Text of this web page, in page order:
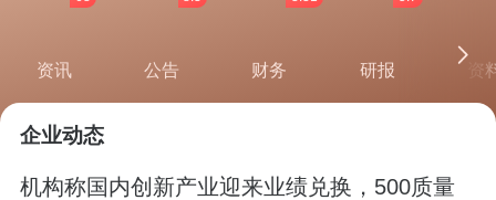
资讯 公告 财务 研报 资
企业动态
机构称国内创新产业迎来业绩兑换，500质量